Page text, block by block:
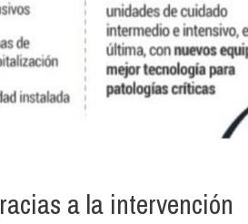
a la intervención